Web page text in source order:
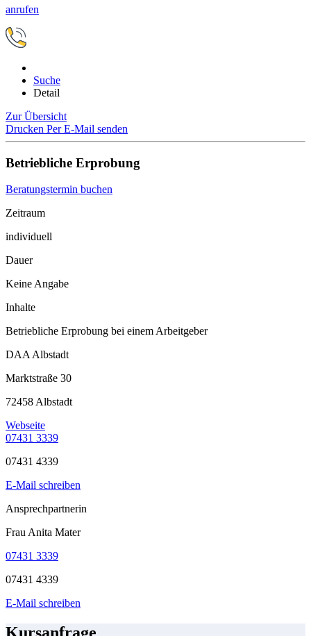
anrufen
Suche
Detail
Zur Übersicht
Drucken Per E-Mail senden
Betriebliche Erprobung
Beratungstermin buchen
Zeitraum
individuell
Dauer
Keine Angabe
Inhalte
Betriebliche Erprobung bei einem Arbeitgeber
DAA Albstadt
Marktstraße 30
72458 Albstadt
Webseite
07431 3339
07431 4339
E-Mail schreiben
Ansprechpartnerin
Frau Anita Mater
07431 3339
07431 4339
E-Mail schreiben